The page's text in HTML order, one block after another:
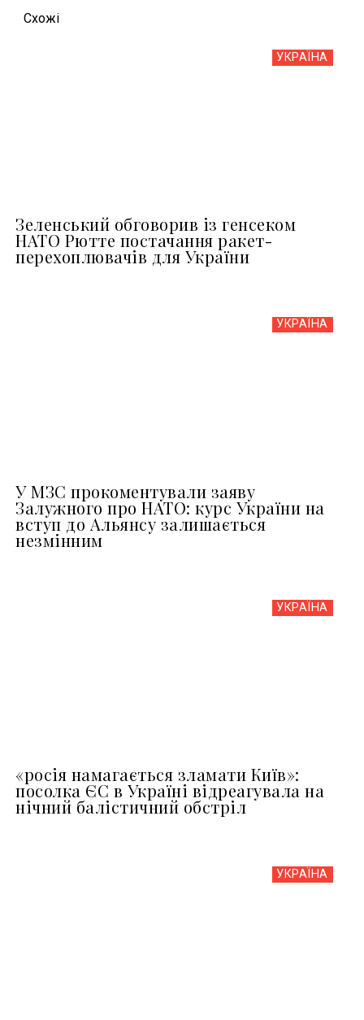
Схожi
УКРАЇНА
Зеленський обговорив із генсеком
НАТО Рютте постачання ракет-
перехоплювачів для України
УКРАЇНА
У МЗС прокоментували заяву
Залужного про НАТО: курс України на
вступ до Альянсу залишається
незмінним
УКРАЇНА
«росія намагається зламати Київ»:
посолка ЄС в Україні відреагувала на
нічний балістичний обстріл
УКРАЇНА